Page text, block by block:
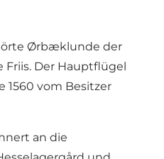
Ørbæklunde der
Der Hauptflügel
vom Besitzer
an die